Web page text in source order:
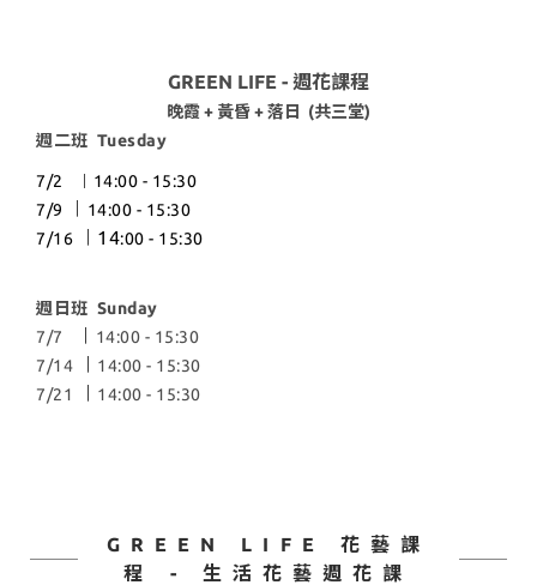
GREEN LIFE - 週花課程
晚霞 + 黃昏 + 落日 (共三堂)
週二班 Tuesday
7/2 ︱14:00 - 15:30
7/9
14:00 - 15:30
7/16
︱14:00 - 15:30
週日班 Sunday
7/7
14:00 - 15:30
7/14
14:00 - 15:30
7/21
14:00 - 15:30
GREEN LIFE 花藝課
程 - 生活花藝週花課